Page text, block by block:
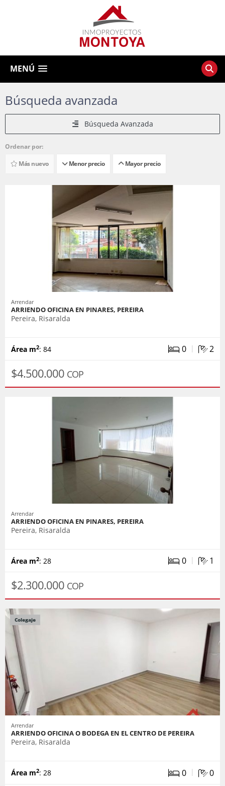
MENÚ
Búsqueda avanzada
Búsqueda Avanzada
Ordenar por:
Más nuevo
Menor precio Mayor precio
Arrendar
ARRIENDO OFICINA EN PINARES, PEREIRA
Pereira, Risaralda
Área m2: 84 0 | 2
$4.500.000 COP
Arrendar
ARRIENDO OFICINA EN PINARES, PEREIRA
Pereira, Risaralda
Área m2: 28 0 | 1
$2.300.000 COP
Colegaje
Arrendar
ARRIENDO OFICINA O BODEGA EN EL CENTRO DE PEREIRA
Pereira, Risaralda
Área m2: 28 0 | 0